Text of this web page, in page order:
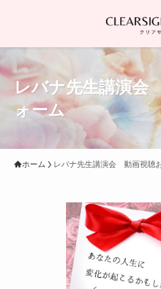
レバナ先生講演会
ォーム
ホーム レバナ先生講演会 動画視聴